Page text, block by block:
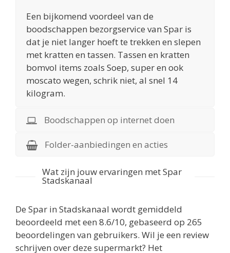
Een bijkomend voordeel van de
boodschappen bezorgservice van Spar is
dat je niet langer hoeft te trekken en slepen
met kratten en tassen. Tassen en kratten
bomvol items zoals Soep, super en ook
moscato wegen, schrik niet, al snel 14
kilogram.
Boodschappen op internet doen
Folder-aanbiedingen en acties
Wat zijn jouw ervaringen met Spar
Stadskanaal
De Spar in Stadskanaal wordt gemiddeld
beoordeeld met een 8.6/10, gebaseerd op 265
beoordelingen van gebruikers. Wil je een review
schrijven over deze supermarkt? Het